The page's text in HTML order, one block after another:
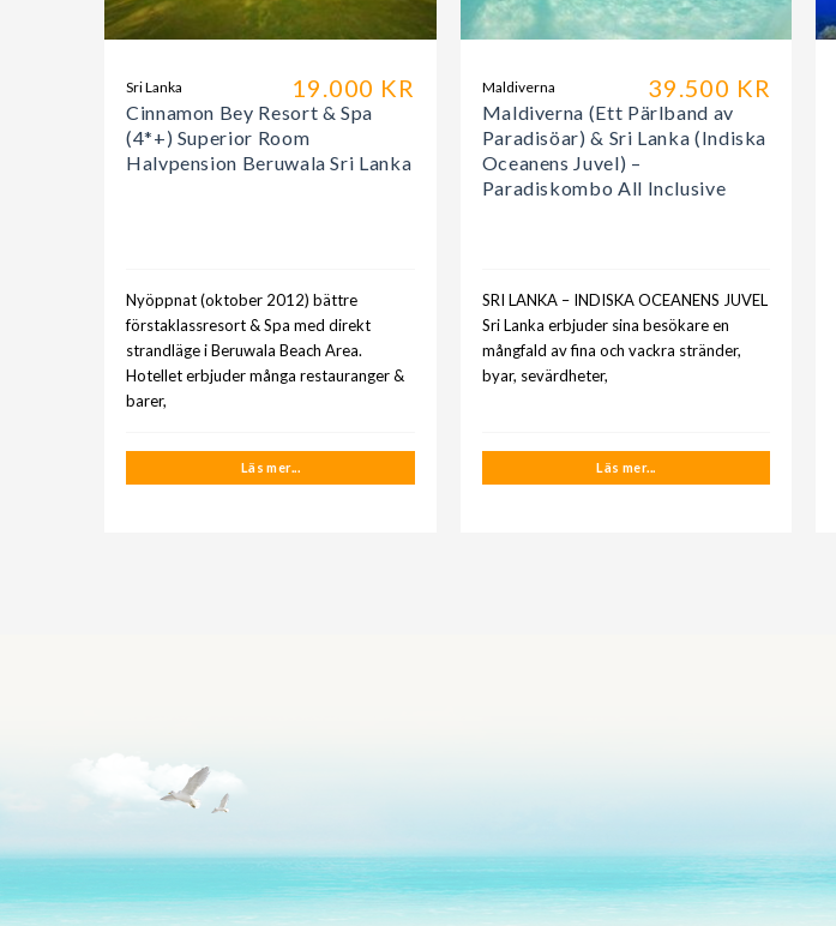
19.000 KR
Sri Lanka
Cinnamon Bey Resort & Spa
(4*+) Superior Room
Halvpension Beruwala Sri Lanka
Nyöppnat (oktober 2012) bättre
förstaklassresort & Spa med direkt
strandläge i Beruwala Beach Area.
Hotellet erbjuder många restauranger &
barer,
Läs mer...
39.500 KR
Maldiverna
Maldiverna (Ett Pärlband av
Paradisöar) & Sri Lanka (Indiska
Oceanens Juvel) –
Paradiskombo All Inclusive
SRI LANKA – INDISKA OCEANENS JUVEL
Sri Lanka erbjuder sina besökare en
mångfald av fina och vackra stränder,
byar, sevärdheter,
Läs mer...